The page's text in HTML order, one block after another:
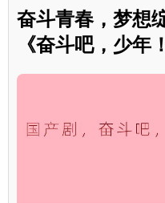
奋斗青春，梦想
《奋斗吧，少年